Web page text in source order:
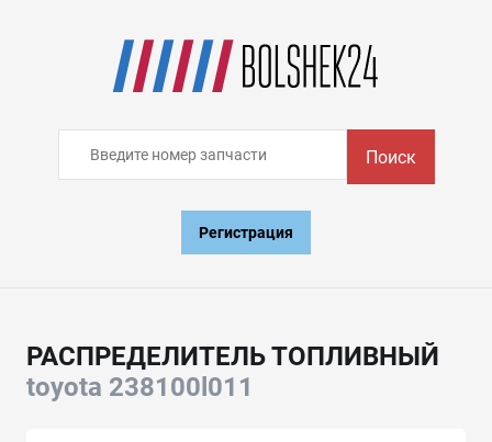
Поиск
Регистрация
РАСПРЕДЕЛИТЕЛЬ ТОПЛИВНЫЙ
toyota 238100l011